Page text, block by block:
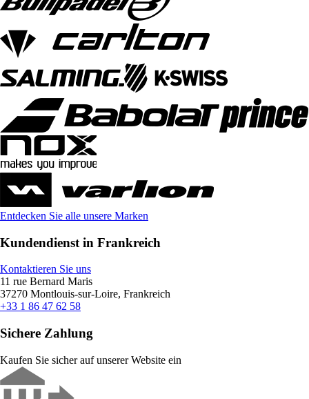
Entdecken Sie alle unsere Marken
Kundendienst in Frankreich
Kontaktieren Sie uns
11 rue Bernard Maris
37270 Montlouis-sur-Loire, Frankreich
+33 1 86 47 62 58
Sichere Zahlung
Kaufen Sie sicher auf unserer Website ein